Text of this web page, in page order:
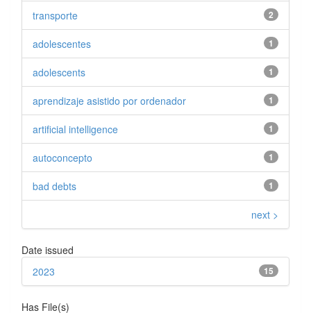
2
transporte
1
adolescentes
1
adolescents
1
aprendizaje asistido por ordenador
1
artificial intelligence
1
autoconcepto
1
bad debts
next >
Date issued
15
2023
Has File(s)